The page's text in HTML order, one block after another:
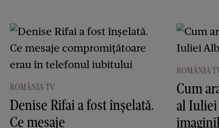
ROMÂNIA TV
Denise Rifai a fost înşelată.
Ce mesaje
ROMÂNIA
Cum
al Iuliei